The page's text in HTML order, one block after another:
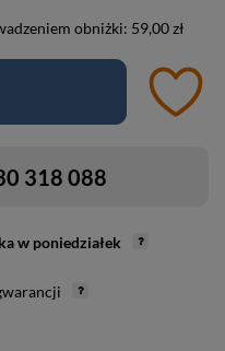
obniżki: 59,00 zł
318 088
w poniedziałek